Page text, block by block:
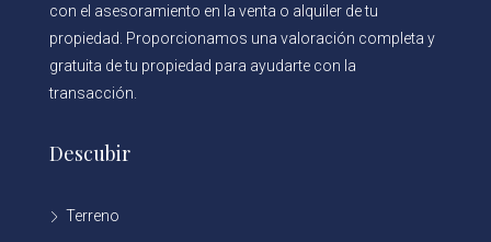
con el asesoramiento en la venta o alquiler de tu
propiedad. Proporcionamos una valoración completa y
gratuita de tu propiedad para ayudarte con la
transacción.
Descubir
Terreno